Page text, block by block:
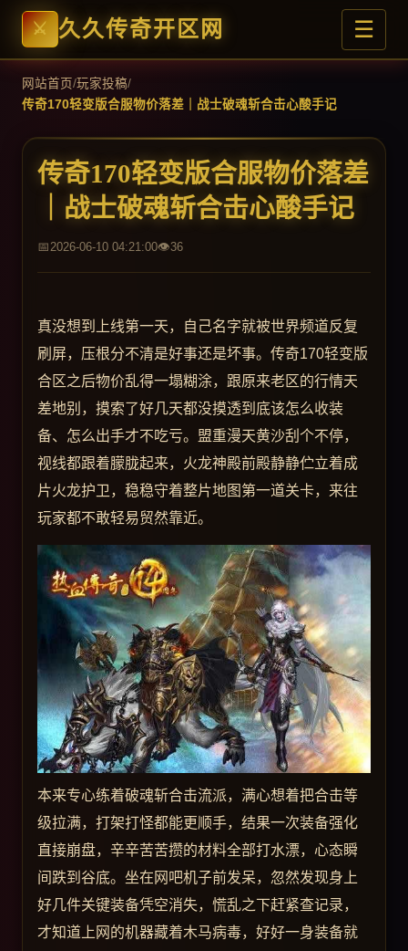
久久传奇开区网 ☰
网站首页/玩家投稿/
传奇170轻变版合服物价落差｜战士破魂斩合击心酸手记
传奇170轻变版合服物价落差
｜战士破魂斩合击心酸手记
2026-06-10 04:21:00 36
真没想到上线第一天，自己名字就被世界频道反复
刷屏，压根分不清是好事还是坏事。传奇170轻变版
合区之后物价乱得一塌糊涂，跟原来老区的行情天
差地别，摸索了好几天都没摸透到底该怎么收装
备、怎么出手才不吃亏。盟重漫天黄沙刮个不停，
视线都跟着朦胧起来，火龙神殿前殿静静伫立着成
片火龙护卫，稳稳守着整片地图第一道关卡，来往
玩家都不敢轻易贸然靠近。
本来专心练着破魂斩合击流派，满心想着把合击等
级拉满，打架打怪都能更顺手，结果一次装备强化
直接崩盘，辛辛苦苦攒的材料全部打水漂，心态瞬
间跌到谷底。坐在网吧机子前发呆，忽然发现身上
好几件关键装备凭空消失，慌乱之下赶紧查记录，
才知道上网的机器藏着木马病毒，好好一身装备就